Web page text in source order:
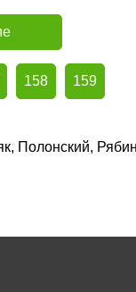
158 159
Полонский,